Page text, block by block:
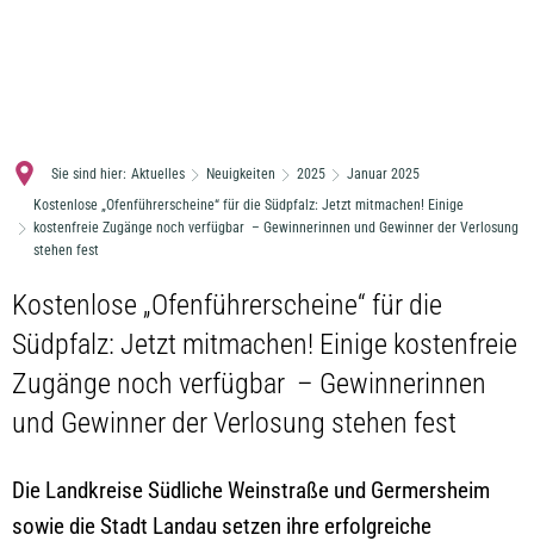
Sie sind hier: Aktuelles Neuigkeiten 2025
Januar 2025
Kostenlose „Ofenführerscheine“ für die Südpfalz: Jetzt mitmachen! Einige
kostenfreie Zugänge noch verfügbar – Gewinnerinnen und Gewinner der Verlosung
stehen fest
Kostenlose „Ofenführerscheine“ für die
Südpfalz: Jetzt mitmachen! Einige kostenfreie
Zugänge noch verfügbar – Gewinnerinnen
und Gewinner der Verlosung stehen fest
Die Landkreise Südliche Weinstraße und Germersheim
sowie die Stadt Landau setzen ihre erfolgreiche